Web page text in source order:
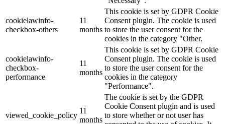
cookielawinfo-
checkbox-others
11
months
This cookie is set by GDPR Cookie
Consent plugin. The cookie is used
to store the user consent for the
cookies in the category "Other.
cookielawinfo-
checkbox-
performance
11
months
This cookie is set by GDPR Cookie
Consent plugin. The cookie is used
to store the user consent for the
cookies in the category
"Performance".
viewed_cookie_policy
11
months
The cookie is set by the GDPR
Cookie Consent plugin and is used
to store whether or not user has